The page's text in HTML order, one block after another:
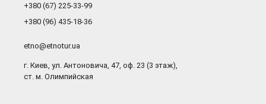
+380 (67) 225-33-99
+380 (96) 435-18-36
etno@etnotur.ua
г. Киев, ул. Антоновича, 47, оф. 23 (3 этаж),
ст. м. Олимпийская